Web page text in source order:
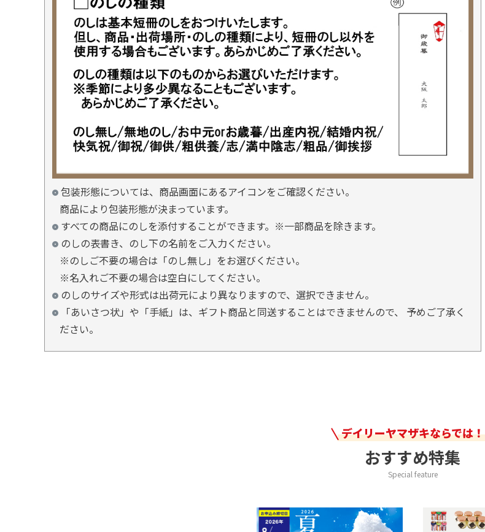
包装形態については、商品画面にあるアイコンをご確認ください。
商品により包装形態が決まっています。
すべての商品にのしを添付することができます。※一部商品を除きます。
のしの表書き、のし下の名前をご入力ください。
※のしご不要の場合は「のし無し」をお選びください。
※名入れご不要の場合は空白にしてください。
のしのサイズや形式は出荷元により異なりますので、選択できません。
「あいさつ状」や「手紙」は、ギフト商品と同送することはできませんので、 予めご了承く
ださい。
デイリーヤマザキならでは！
おすすめ特集
Special feature